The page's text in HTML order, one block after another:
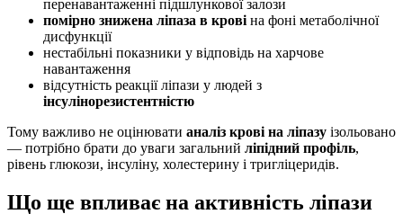
перенавантаженні підшлункової залози
помірно знижена ліпаза в крові на фоні метаболічної
дисфункції
нестабільні показники у відповідь на харчове
навантаження
відсутність реакції ліпази у людей з
інсулінорезистентністю
Тому важливо не оцінювати аналіз крові на ліпазу ізольовано
— потрібно брати до уваги загальний ліпідний профіль,
рівень глюкози, інсуліну, холестерину і тригліцеридів.
Що ще впливає на активність ліпази